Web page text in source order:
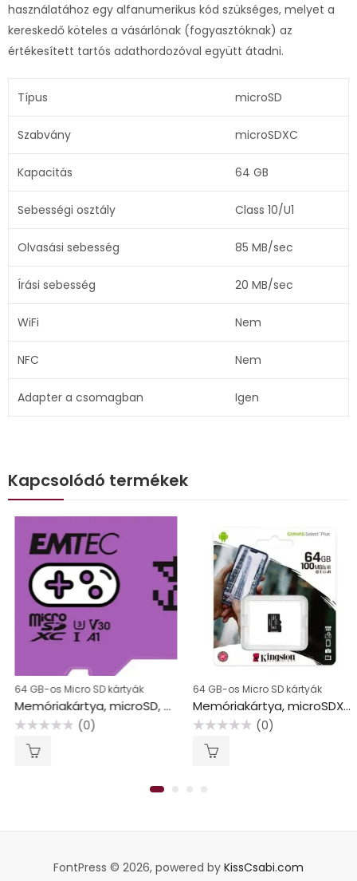
használatához egy alfanumerikus kód szükséges, melyet a
kereskedő köteles a vásárlónak (fogyasztóknak) az
értékesített tartós adathordozóval együtt átadni.
Típus microSD
Szabvány microSDXC
Kapacitás 64 GB
Sebességi osztály Class 10/U1
Olvasási sebesség 85 MB/sec
Írási sebesség 20 MB/sec
WiFi Nem
NFC Nem
Adapter a csomagban Igen
Kapcsolódó termékek
64 GB-os Micro SD kártyák
Memóriakártya, microSD, 64GB, UHS-I/U3/V30/A1, EMTEC “Gaming”
(0)
64 GB-os Micro SD kártyák
Memóriakártya, microSDXC,64GB, CL10/UHS-I/U1/V10/A1, KINGSTON “Canvas Select Plus”
(0)
FontPress © 2026, powered by KissCsabi.com